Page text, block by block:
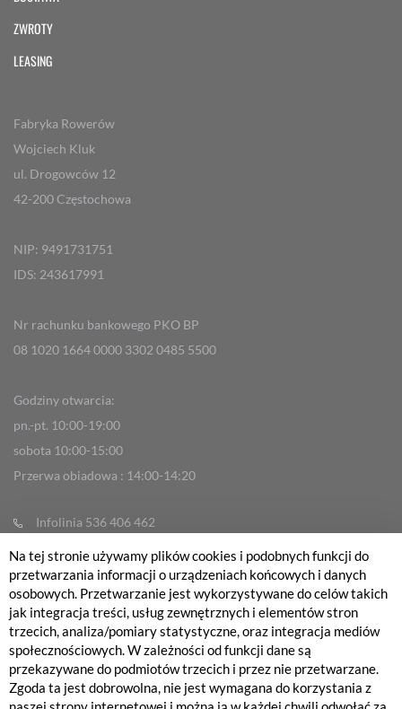
ZWROTY
LEASING
Fabryka Rowerów
Wojciech Kluk
ul. Drogowców 12
42-200 Częstochowa
NIP: 9491731751
IDS: 243617991
Nr rachunku bankowego PKO BP
08 1020 1664 0000 3302 0485 5500
Godziny otwarcia:
pn.-pt. 10:00-19:00
sobota 10:00-15:00
Przerwa obiadowa : 14:00-14:20
Infolinia 536 406 462
info@fabrykarowerow.com
Reklamacje
sklep@fabrykarowerow.com
Serwis 505 700 393
serwis@fabrykarowerow.com
Bikefitting 451 159 109
Na tej stronie używamy plików cookies i podobnych funkcji do
przetwarzania informacji o urządzeniach końcowych i danych
osobowych. Przetwarzanie jest wykorzystywane do celów takich
jak integracja treści, usług zewnętrznych i elementów stron
trzecich, analiza/pomiary statystyczne, oraz integracja mediów
społecznościowych. W zależności od funkcji dane są
przekazywane do podmiotów trzecich i przez nie przetwarzane.
Zgoda ta jest dobrowolna, nie jest wymagana do korzystania z